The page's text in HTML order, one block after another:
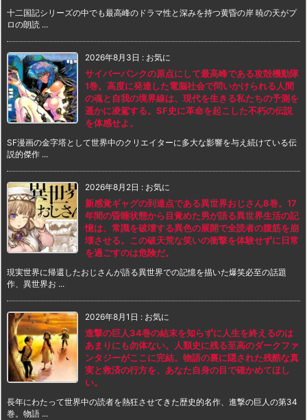
十二国記シリーズの中でも最高峰のドラマ性と深みを持つ黄昏の岸 暁の天がプ
ロの朗読 ...
2026年8月3日 : お気に
サイバーパンクの原点にして最高峰である攻殻機動隊
1巻。高度に発達した電脳社会で問いかけられる人間
の魂と自我の境界線は、現代を生きる私たちの予測を
遥かに凌駕する。SF史に革命を起こした不朽の伝説
を体感せよ。
SF漫画の金字塔として世界中のクリエイターに多大な影響を与え続けている伝
説的傑作 ...
2026年8月2日 : お気に
新感覚ギャグの到達点である異世界おじさん8巻。17
年間の昏睡状態から目覚めた男が語る異世界生活の記
憶は、常識を破壊する異色の展開で全読者の腹筋を崩
壊させる。この破天荒な笑いの衝撃を体験せずに日常
を過ごすのは危険だ。
現実世界に帰還したおじさんが語る異世界での記憶を描いた爆笑必至の話題
作、異世界お ...
2026年8月1日 : お気に
進撃の巨人34巻の結末を知らずに人生を終えるのは
あまりにも勿体ない。人類史に残る至高のダークファ
ンタジーがここに完結。物語の裏に隠された残酷な真
実と救済の行方を、あなた自身の目で確かめてほし
い。
長年にわたって世界中の読者を熱狂させてきた歴史的名作、進撃の巨人の第34
巻。物語 ...